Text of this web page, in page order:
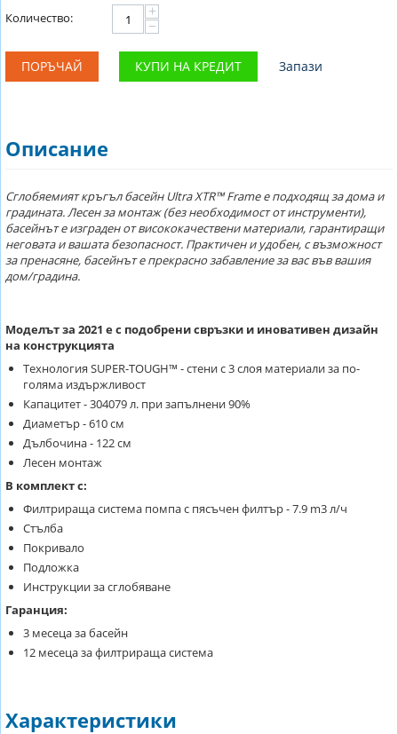
Количество:
+
−
ПОРЪЧАЙ КУПИ НА КРЕДИТ Запази
Описание
Сглобяемият кръгъл басейн Ultra XTR™ Frame е подходящ за дома и
градината. Лесен за монтаж (без необходимост от инструменти),
басейнът е изграден от висококачествени материали, гарантиращи
неговата и вашата безопасност. Практичен и удобен, с възможност
за пренасяне, басейнът е прекрасно забавление за вас във вашия
дом/градина.
Моделът за 2021 е с подобрени свръзки и иновативен дизайн
на конструкцията
Технология SUPER-TOUGH™ - стени с 3 слоя материали за по-
голяма издържливост
Капацитет - 304079 л. при запълнени 90%
Диаметър - 610 см
Дълбочина - 122 см
Лесен монтаж
В комплект с:
Филтрираща система помпа с пясъчен филтър - 7.9 m3 л/ч
Стълба
Покривало
Подложка
Инструкции за сглобяване
Гаранция:
3 месеца за басейн
12 месеца за филтрираща система
Характеристики